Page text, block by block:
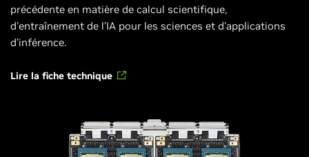
précédente en matière de calcul scientifique,
d'entraînement de l’IA pour les sciences et d'applications
d’inférence.
Lire la fiche technique